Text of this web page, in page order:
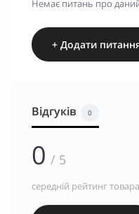
Немає питань про
+ Додати
Відгуків 0
0 / 5
середній рейтинг товара